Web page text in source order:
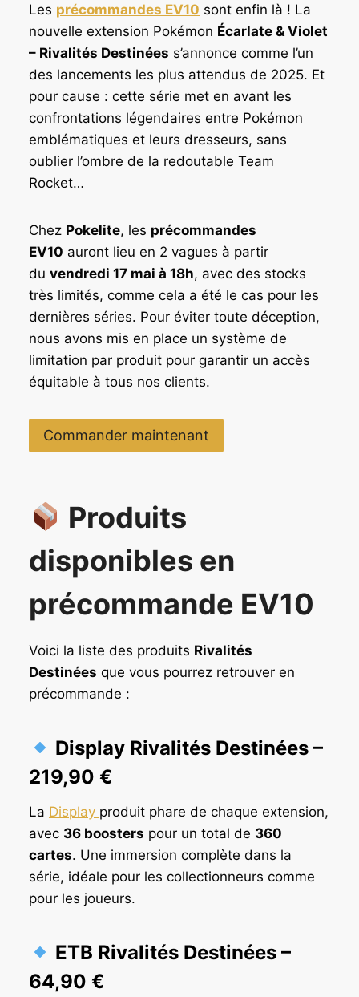
Les précommandes EV10 sont enfin là ! La
nouvelle extension Pokémon Écarlate & Violet
– Rivalités Destinées s’annonce comme l’un
des lancements les plus attendus de 2025. Et
pour cause : cette série met en avant les
confrontations légendaires entre Pokémon
emblématiques et leurs dresseurs, sans
oublier l’ombre de la redoutable Team
Rocket…
Chez Pokelite, les précommandes
EV10 auront lieu en 2 vagues à partir
du vendredi 17 mai à 18h, avec des stocks
très limités, comme cela a été le cas pour les
dernières séries. Pour éviter toute déception,
nous avons mis en place un système de
limitation par produit pour garantir un accès
équitable à tous nos clients.
Commander maintenant
Produits
disponibles en
précommande EV10
Voici la liste des produits Rivalités
Destinées que vous pourrez retrouver en
précommande :
Display Rivalités Destinées –
219,90 €
La Display produit phare de chaque extension,
avec 36 boosters pour un total de 360
cartes. Une immersion complète dans la
série, idéale pour les collectionneurs comme
pour les joueurs.
ETB Rivalités Destinées –
64,90 €